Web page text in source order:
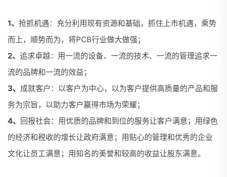
1、 抢抓机遇：充分利用现有资源和基础，抓住上市机遇，乘势
而上，顺势而为，将PCB行业做大做强；
2、 追求卓越：用一流的设备、一流的技术、一流的管理追求一
流的品牌和一流的效益；
3、 成就客户：以客户为中心，以为客户提供高质量的产品和服
务为宗旨，以助力客户赢得市场为荣耀；
4、 回报社会：用优质的品牌和到位的服务让客户满意；用绿色
的经济和税收的增长让政府满意；用贴心的管理和优秀的企业
文化让员工满意；用知名的美誉和较高的收益让股东满意。